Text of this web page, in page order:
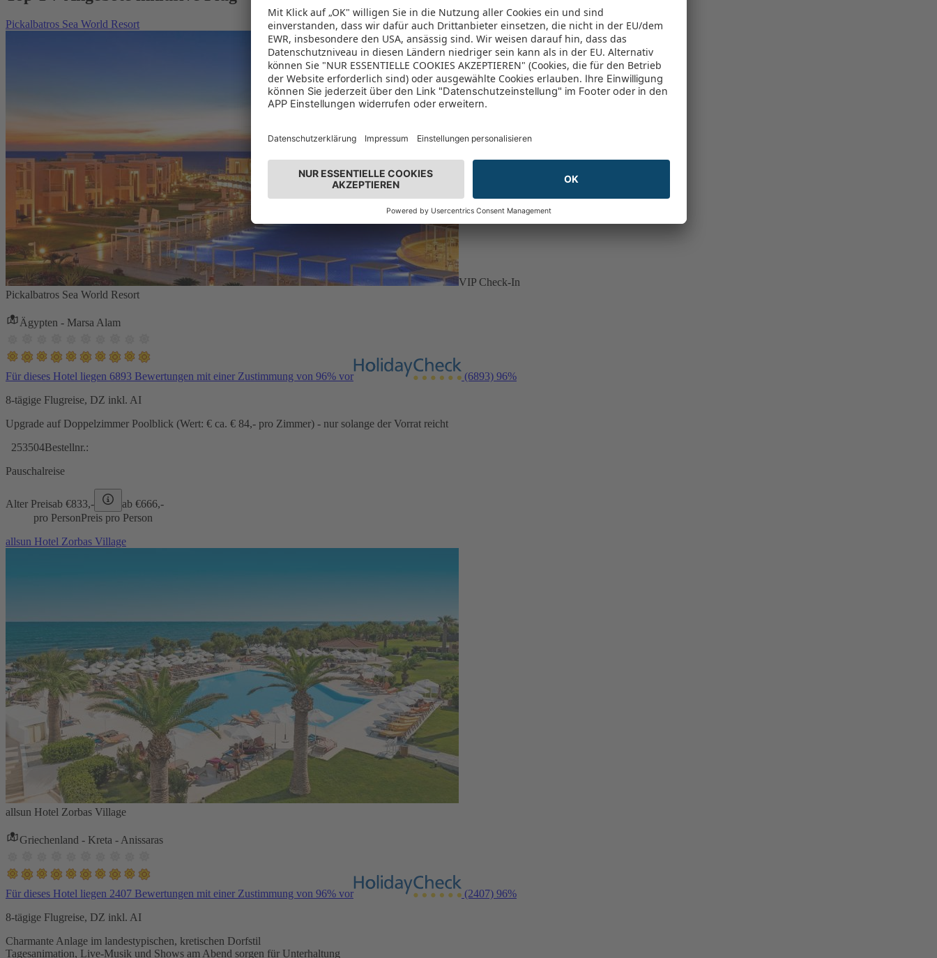
Pickalbatros Sea World Resort
VIP Check-In
Pickalbatros Sea World Resort
Ägypten - Marsa Alam
Für dieses Hotel liegen 6893 Bewertungen mit einer Zustimmung von 96% vor (6893) 96%
8-tägige Flugreise, DZ inkl. AI
Upgrade auf Doppelzimmer Poolblick (Wert: € ca. € 84,- pro Zimmer) - nur solange der Vorrat reicht
253504Bestellnr.:
Pauschalreise
Alter Preisab €833,- ab €666,-
pro PersonPreis pro Person
allsun Hotel Zorbas Village
allsun Hotel Zorbas Village
Griechenland - Kreta - Anissaras
Für dieses Hotel liegen 2407 Bewertungen mit einer Zustimmung von 96% vor (2407) 96%
8-tägige Flugreise, DZ inkl. AI
Charmante Anlage im landestypischen, kretischen Dorfstil
Tagesanimation, Live-Musik und Shows am Abend sorgen für Unterhaltung